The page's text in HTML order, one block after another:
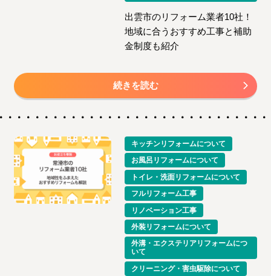
出雲市のリフォーム業者10社！
地域に合うおすすめ工事と補助
金制度も紹介
続きを読む
キッチンリフォームについて
お風呂リフォームについて
トイレ・洗面リフォームについて
フルリフォーム工事
リノベーション工事
外装リフォームについて
外溝・エクステリアリフォームにつ
いて
クリーニング・害虫駆除について